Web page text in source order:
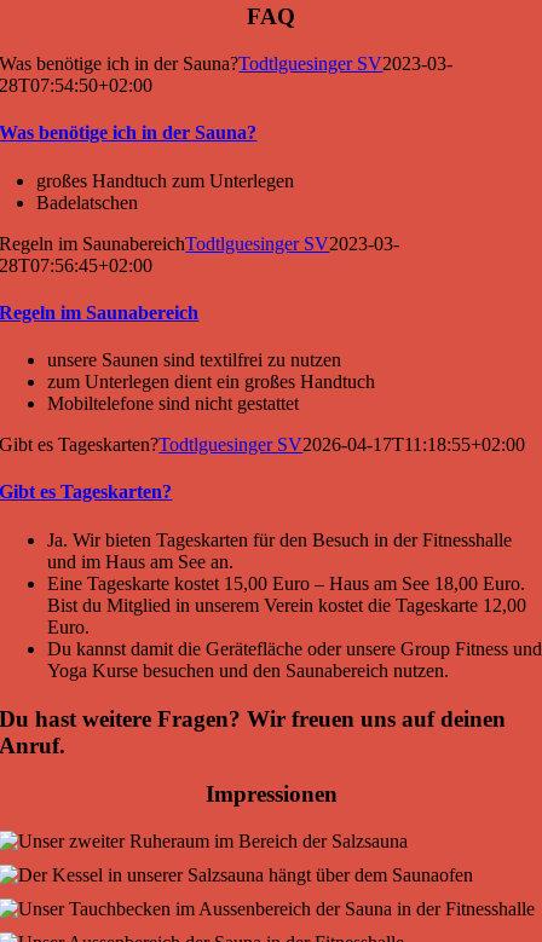
FAQ
Was benötige ich in der Sauna?Todtlguesinger SV2023-03-
28T07:54:50+02:00
Was benötige ich in der Sauna?
großes Handtuch zum Unterlegen
Badelatschen
Regeln im SaunabereichTodtlguesinger SV2023-03-
28T07:56:45+02:00
Regeln im Saunabereich
unsere Saunen sind textilfrei zu nutzen
zum Unterlegen dient ein großes Handtuch
Mobiltelefone sind nicht gestattet
Gibt es Tageskarten?Todtlguesinger SV2026-04-17T11:18:55+02:00
Gibt es Tageskarten?
Ja. Wir bieten Tageskarten für den Besuch in der Fitnesshalle
und im Haus am See an.
Eine Tageskarte kostet 15,00 Euro – Haus am See 18,00 Euro.
Bist du Mitglied in unserem Verein kostet die Tageskarte 12,00
Euro.
Du kannst damit die Gerätefläche oder unsere Group Fitness und
Yoga Kurse besuchen und den Saunabereich nutzen.
Du hast weitere Fragen? Wir freuen uns auf deinen
Anruf.
Impressionen